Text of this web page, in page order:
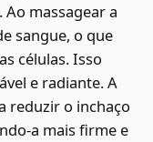
massagear a
sangue, o que
células. Isso
e radiante. A
reduzir o inchaço
a mais firme e